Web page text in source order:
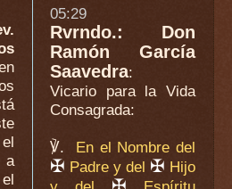
a
05:29
Rvrndo.: Don
Ramón García
Saavedra:
Vicario para la Vida
Consagrada:
℣. En el Nombre del
✠ Padre y del ✠ Hijo
✠